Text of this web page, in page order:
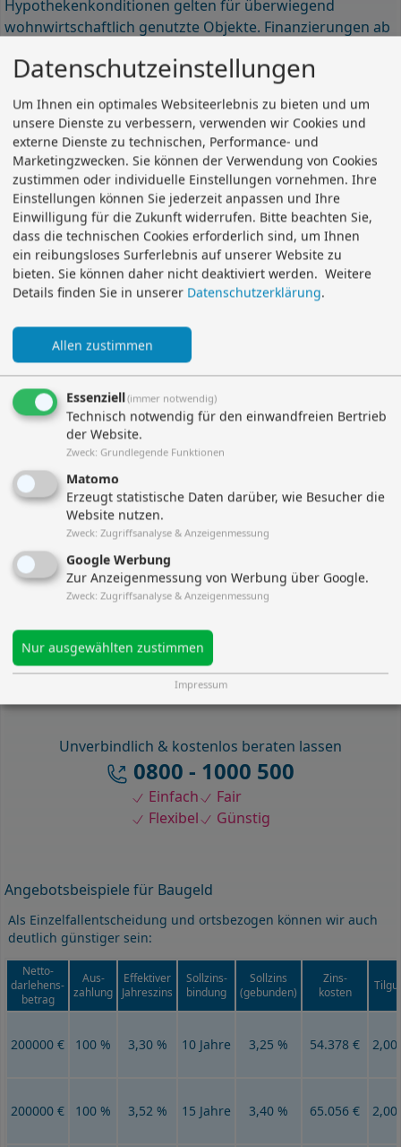
Hypothekenkonditionen gelten für überwiegend
wohnwirtschaftlich genutzte Objekte. Finanzierungen ab
bis Vertragsabschluss offerieren.
Erstellen Sie Ihren Baufinanzierungsplan mit uns!
Tilgung von 1,00 % bis 10,00 % jährlich wählbar sowie
jederzeit Tilgungsänderung während der Laufzeit
möglich.
>>Baufinanzierung Angebotsbeispiel
Überzeugen Sie sich selbst von unserer
Leistungsfähigkeit und unseren Angeboten.
>> Baugeld und Baukredit von AK-Finanz
Forwarddarlehen sichern - kostenfrei fürs 1. Jahr,
Baugeld
Kreditangebot anfordern
Baufinanzierung / Immobilienkredit
Festschreibung Sollzins fest Auszahlungskurs effektiver Jahreszins
10 Jahre 3,25 % 100 %
15 Jahre
3,40 %
20 Jahre
3,55 % 100 %
Unverbindlich & kostenlos beraten lassen
0800 - 1000 500
Einfach
Flexibel
Fair
Günstig
Angebotsbeispiele für Baugeld
Als Einzelfallentscheidung und ortsbezogen können wir auch
deutlich günstiger sein:
Netto-
darlehens-
betrag
Aus-
zahlung
Effektiver
Jahreszins
Sollzins-
bindung
Sollzins
(gebunden)
Zins-
kosten
200000 € 100 % 3,30 % 10 Jahre 3,25 % 54.378 € 2,00
200000 € 100 % 3,52 % 15 Jahre 3,40 % 65.056 € 2,00
Datenschutzeinstellungen
Um Ihnen ein optimales Websiteerlebnis zu bieten und um
unsere Dienste zu verbessern, verwenden wir Cookies und
externe Dienste zu technischen, Performance- und
Marketingzwecken. Sie können der Verwendung von Cookies
zustimmen oder individuelle Einstellungen vornehmen. Ihre
Einstellungen können Sie jederzeit anpassen und Ihre
Einwilligung für die Zukunft widerrufen. Bitte beachten Sie,
dass die technischen Cookies erforderlich sind, um Ihnen
ein reibungsloses Surferlebnis auf unserer Website zu
bieten. Sie können daher nicht deaktiviert werden. Weitere
Details finden Sie in unserer Datenschutzerklärung.
Allen zustimmen
Essenziell(immer notwendig)
Technisch notwendig für den einwandfreien Bertrieb
der Website.
Zweck: Grundlegende Funktionen
Matomo
Erzeugt statistische Daten darüber, wie Besucher die
Website nutzen.
Zweck: Zugriffsanalyse & Anzeigenmessung
Google Werbung
Zur Anzeigenmessung von Werbung über Google.
Zweck: Zugriffsanalyse & Anzeigenmessung
Nur ausgewählten zustimmen
Impressum